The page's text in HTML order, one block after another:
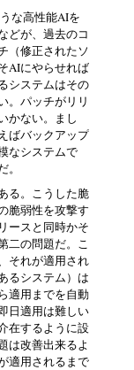
な高性能AIを
どが、過去のコ
（修正されたソ
AIにやらせれば
システムはその
。パッチがリリ
かない。まし
ばバックアップ
なシステムで
る。こうした脆
脆弱性を攻撃す
ースと同時かそ
二の問題だ。こ
それが適用され
るシステム）は
適用までを自動
日適用は難しい
在するように設
は改善出来るよ
適用されるまで